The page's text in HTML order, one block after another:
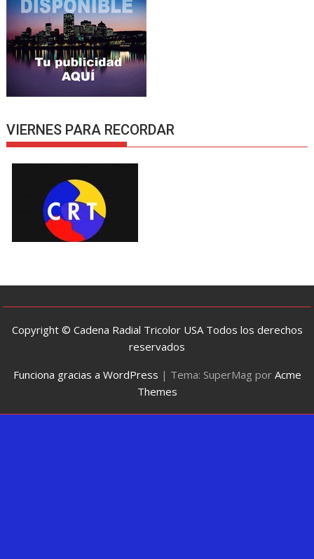
VIERNES PARA RECORDAR
Copyright © Cadena Radial Tricolor USA Todos los derechos
reservados
Funciona gracias a WordPress | Tema: SuperMag por Acme
Themes